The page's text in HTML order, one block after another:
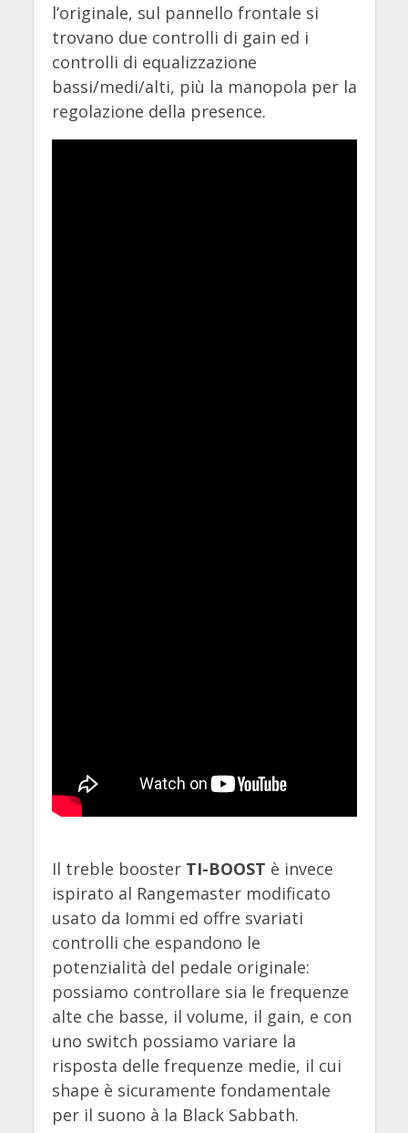
l’originale, sul pannello frontale si
trovano due controlli di gain ed i
controlli di equalizzazione
bassi/medi/alti, più la manopola per la
regolazione della presence.
Il treble booster TI-BOOST è invece
ispirato al Rangemaster modificato
usato da Iommi ed offre svariati
controlli che espandono le
potenzialità del pedale originale:
possiamo controllare sia le frequenze
alte che basse, il volume, il gain, e con
uno switch possiamo variare la
risposta delle frequenze medie, il cui
shape è sicuramente fondamentale
per il suono à la Black Sabbath.